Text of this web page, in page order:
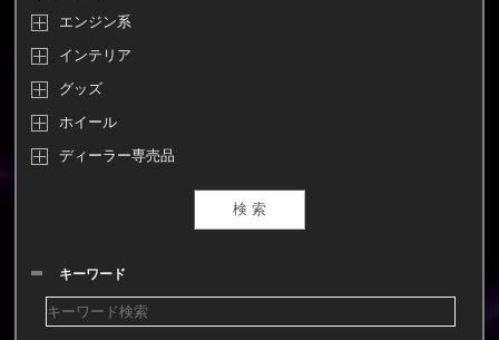
エンジン系
インテリア
グッズ
ホイール
ディーラー専売品
キーワード